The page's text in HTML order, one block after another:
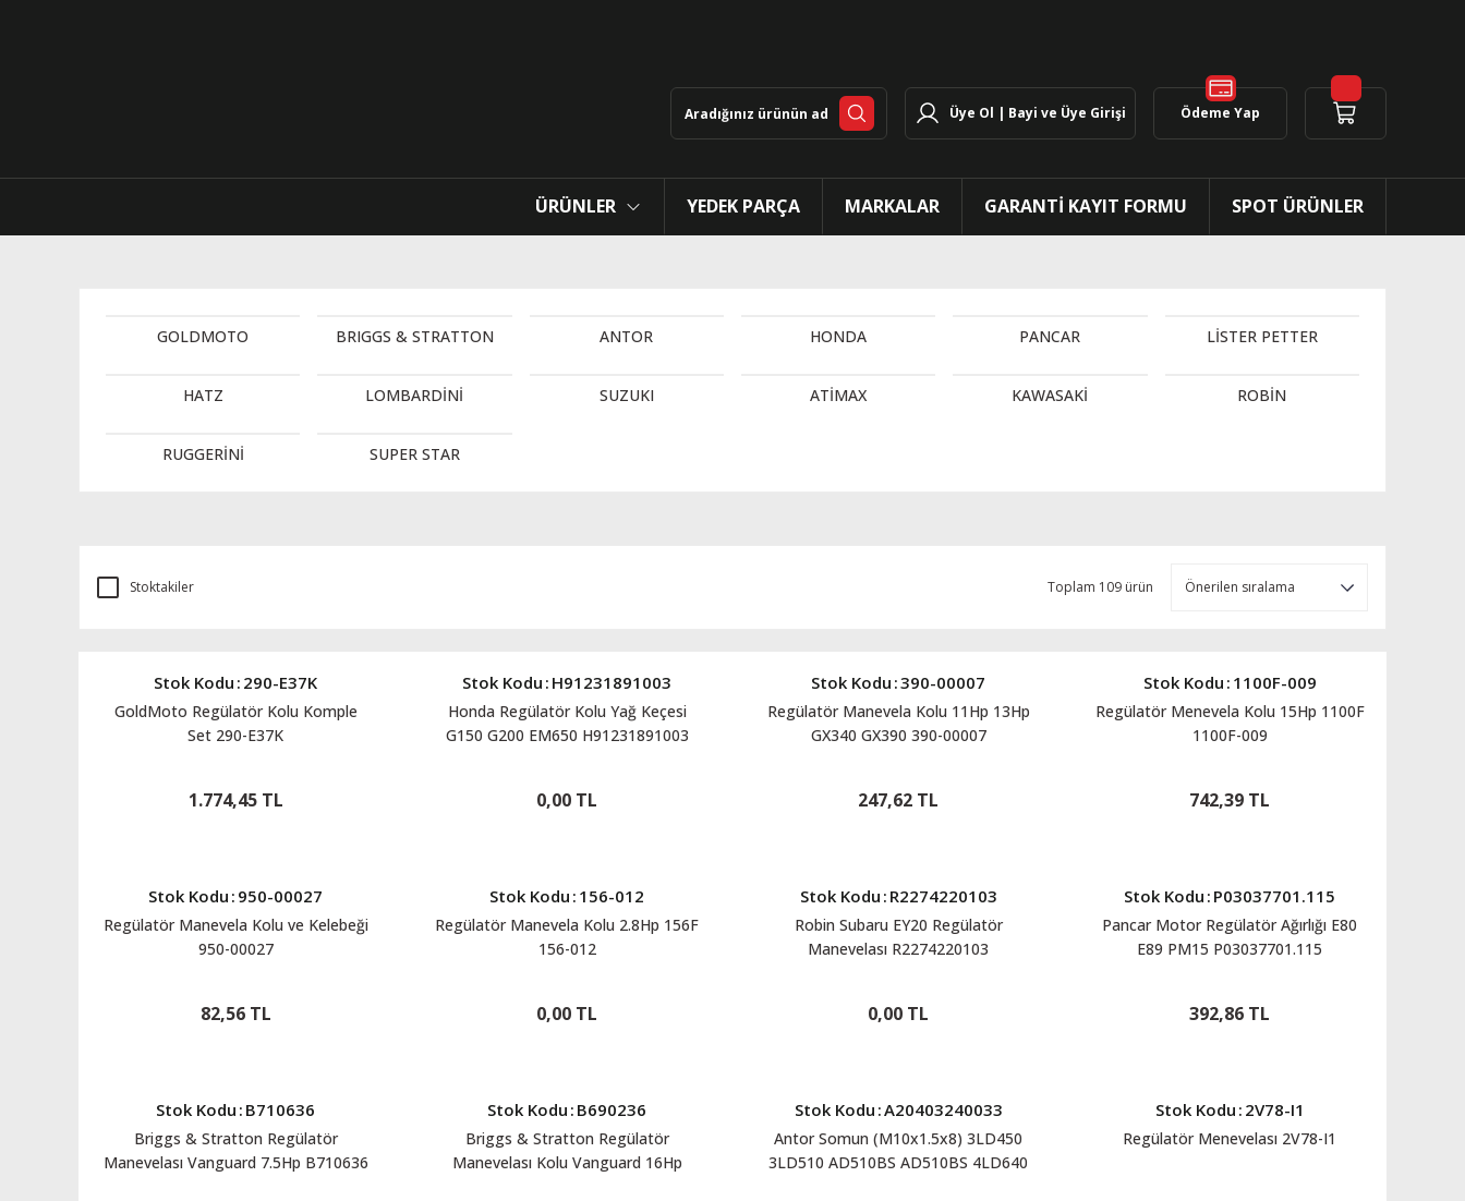
Üye Ol | Bayi ve Üye Girişi Ödeme Yap
ÜRÜNLER YEDEK PARÇA MARKALAR GARANTİ KAYIT FORMU SPOT ÜRÜNLER
GOLDMOTO BRIGGS & STRATTON ANTOR HONDA PANCAR LİSTER PETTER
HATZ LOMBARDİNİ SUZUKI ATİMAX KAWASAKİ ROBİN
RUGGERİNİ SUPER STAR
Stoktakiler Toplam 109 ürün
Stok Kodu : 290-E37K
GoldMoto Regülatör Kolu Komple
Set 290-E37K
1.774,45 TL
Stok Kodu : H91231891003
Honda Regülatör Kolu Yağ Keçesi
G150 G200 EM650 H91231891003
0,00 TL
Stok Kodu :390-00007
Regülatör Manevela Kolu 11Hp 13Hp
GX340 GX390 390-00007
247,62 TL
Stok Kodu : 1100F-009
Regülatör Menevela Kolu 15Hp 1100F
1100F-009
742,39 TL
Stok Kodu : 950-00027
Regülatör Manevela Kolu ve Kelebeği
950-00027
82,56 TL
Stok Kodu : 156-012
Regülatör Manevela Kolu 2.8Hp 156F
156-012
0,00 TL
Stok Kodu : R2274220103
Robin Subaru EY20 Regülatör
Manevelası R2274220103
0,00 TL
Stok Kodu : P03037701.115
Pancar Motor Regülatör Ağırlığı E80
E89 PM15 P03037701.115
392,86 TL
Stok Kodu : B710636
Briggs & Stratton Regülatör
Manevelası Vanguard 7.5Hp B710636
Stok Kodu : B690236
Briggs & Stratton Regülatör
Manevelası Kolu Vanguard 16Hp
Stok Kodu :A20403240033
Antor Somun (M10x1.5x8) 3LD450
3LD510 AD510BS AD510BS 4LD640
Stok Kodu : 2V78-I1
Regülatör Menevelası 2V78-I1